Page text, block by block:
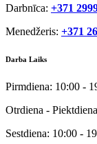
Darbnīca: +371
Menedžeris: +371
Darba Laiks
Pirmdiena: 10:00 -
Otrdiena -
Sestdiena: 10:00 -